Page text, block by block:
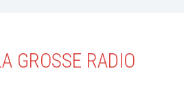
GROSSE RADIO